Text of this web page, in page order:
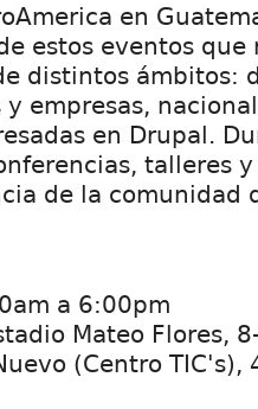
en
estos eventos
distintos ámbitos:
empresas,
en Drupal.
talleres
de la comunidad
a 6:00pm
Mateo Flores,
(Centro TIC's),